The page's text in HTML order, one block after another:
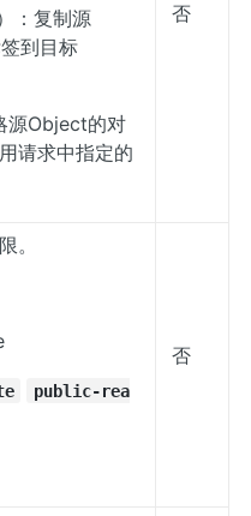
：复制源
到目标
源Object的对
请求中指定的
否
。
public-rea
否